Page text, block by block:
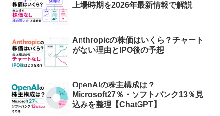
上場時期を2026年最新情報で解説
Anthropicの株価はいくら？チャート
がない理由とIPO後の予想
OpenAIの株主構成は？
Microsoft27％・ソフトバンク13％見
込みを整理【ChatGPT】